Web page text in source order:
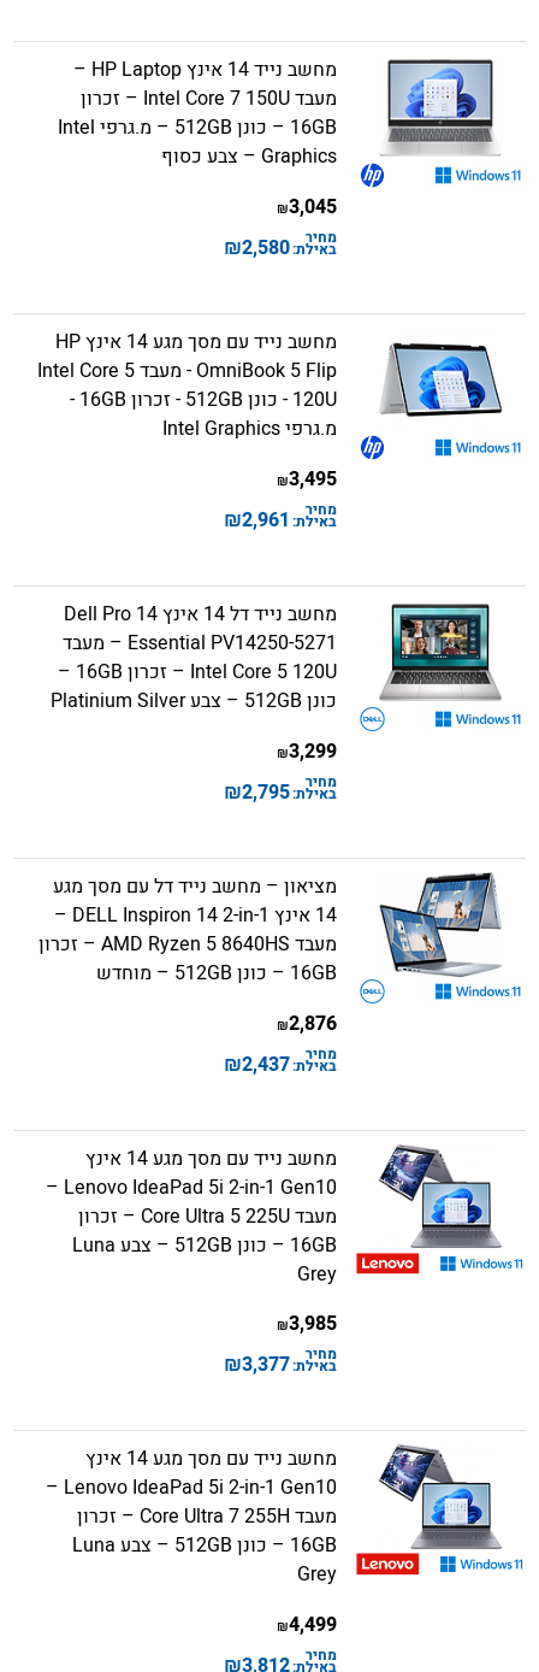
מחשב נייד 14 אינץ HP Laptop –
מעבד Intel Core 7 150U – זכרון
16GB – כונן 512GB – מ.גרפי Intel
Graphics – צבע כסוף
3,045
₪
מחיר
באילת:2,580
₪
מחשב נייד עם מסך מגע 14 אינץ HP
OmniBook 5 Flip - מעבד Intel Core 5
120U - כונן 512GB - זכרון 16GB -
מ.גרפי Intel Graphics
3,495
₪
מחיר
באילת: 2,961
₪
מחשב נייד דל 14 אינץ Dell Pro 14
Essential PV14250-5271 – מעבד
Intel Core 5 120U – זכרון 16GB –
כונן 512GB – צבע Platinium Silver
3,299
₪
מחיר
באילת:2,795
₪
מציאון – מחשב נייד דל עם מסך מגע
14 אינץ DELL Inspiron 14 2-in-1 –
מעבד AMD Ryzen 5 8640HS – זכרון
16GB – כונן 512GB – מוחדש
2,876
₪
מחיר
באילת:2,437
₪
מחשב נייד עם מסך מגע 14 אינץ
Lenovo IdeaPad 5i 2-in-1 Gen10 –
מעבד Core Ultra 5 225U – זכרון
16GB – כונן 512GB – צבע Luna
Grey
3,985
₪
מחיר
באילת:3,377
₪
מחשב נייד עם מסך מגע 14 אינץ
Lenovo IdeaPad 5i 2-in-1 Gen10 –
מעבד Core Ultra 7 255H – זכרון
16GB – כונן 512GB – צבע Luna
Grey
4,499
₪
מחיר
באילת:3,812
₪